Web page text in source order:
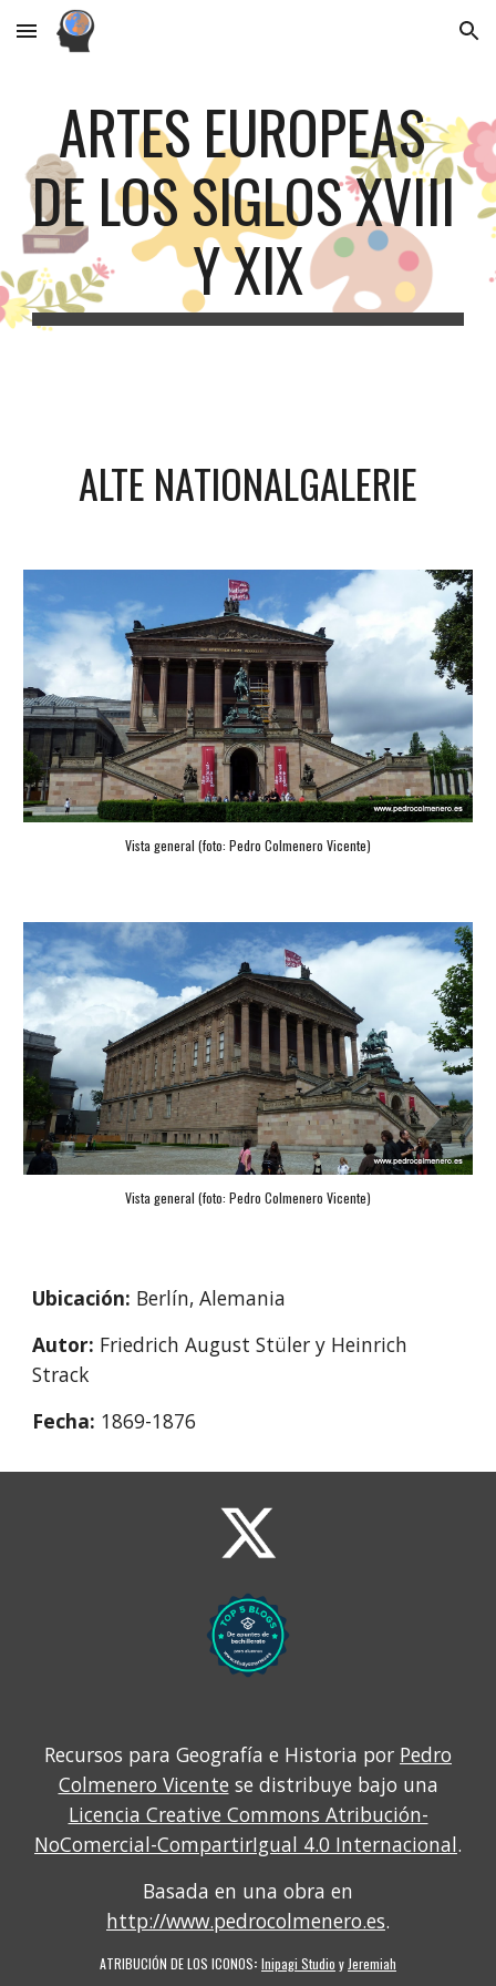
Skip to main content Skip to navigation
ARTES EUROPEAS
DE LOS SIGLOS XVIII
Y XIX
ALTE NATIONALGALERIE
Vista general (foto: Pedro Colmenero Vicente)
Vista general (foto: Pedro Colmenero Vicente)
Ubicación: Berlín, Alemania
Autor: Friedrich August Stüler y Heinrich
Strack
Fecha: 1869-1876
Recursos para Geografía e Historia por Pedro
Colmenero Vicente se distribuye bajo una
Licencia Creative Commons Atribución-
NoComercial-CompartirIgual 4.0 Internacional.
Basada en una obra en
http://www.pedrocolmenero.es.
ATRIBUCIÓN DE LOS ICONOS: Inipagi Studio y Jeremiah